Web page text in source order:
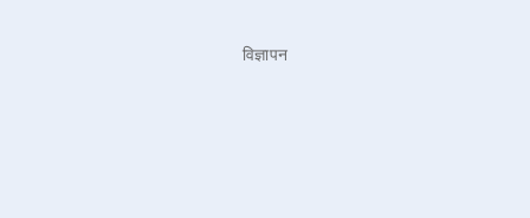
विज्ञापन